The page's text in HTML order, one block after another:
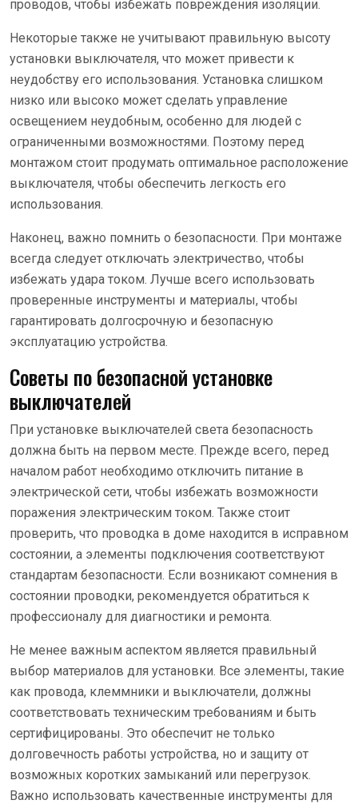
проводов, чтобы избежать повреждения изоляции.
Некоторые также не учитывают правильную высоту
установки выключателя, что может привести к
неудобству его использования. Установка слишком
низко или высоко может сделать управление
освещением неудобным, особенно для людей с
ограниченными возможностями. Поэтому перед
монтажом стоит продумать оптимальное расположение
выключателя, чтобы обеспечить легкость его
использования.
Наконец, важно помнить о безопасности. При монтаже
всегда следует отключать электричество, чтобы
избежать удара током. Лучше всего использовать
проверенные инструменты и материалы, чтобы
гарантировать долгосрочную и безопасную
эксплуатацию устройства.
Советы по безопасной установке
выключателей
При установке выключателей света безопасность
должна быть на первом месте. Прежде всего, перед
началом работ необходимо отключить питание в
электрической сети, чтобы избежать возможности
поражения электрическим током. Также стоит
проверить, что проводка в доме находится в исправном
состоянии, а элементы подключения соответствуют
стандартам безопасности. Если возникают сомнения в
состоянии проводки, рекомендуется обратиться к
профессионалу для диагностики и ремонта.
Не менее важным аспектом является правильный
выбор материалов для установки. Все элементы, такие
как провода, клеммники и выключатели, должны
соответствовать техническим требованиям и быть
сертифицированы. Это обеспечит не только
долговечность работы устройства, но и защиту от
возможных коротких замыканий или перегрузок.
Важно использовать качественные инструменты для